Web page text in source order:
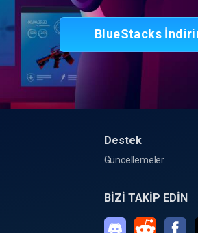
BlueStacks
Destek
Güncellemeler
BİZİ TAKİP EDİN